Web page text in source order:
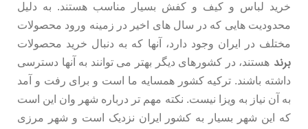
خرید لباس و کیف و کفش بسیار مناسب هستند. به دلیل
محدودیت هایی که در سال های اخیر در زمینه ورود محصولات
مختلف در ایران وجود دارد، آنها که به دنبال خرید محصولات
برند هستند، در کشورهای دیگر بهتر می توانند به آنها دسترسی
داشته باشند. ترکیه کشور همسایه ما است و برای رفت و آمد
به آن نیاز به ویزا نیست. نکته مهم تر درباره شهر وان این است
که این شهر بسیار به کشور ایران نزدیک است و شهر مرزی